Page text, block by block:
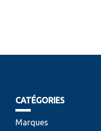
CATÉGORIES
Marques